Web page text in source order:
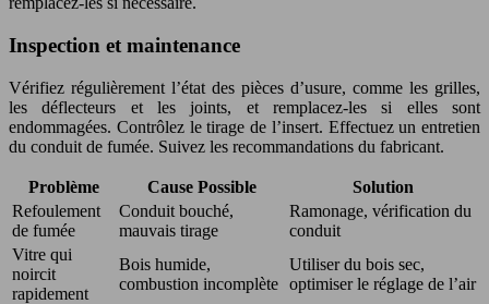
Inspection et maintenance
Vérifiez régulièrement l’état des pièces d’usure, comme les grilles,
les déflecteurs et les joints, et remplacez-les si elles sont
endommagées. Contrôlez le tirage de l’insert. Effectuez un entretien
du conduit de fumée. Suivez les recommandations du fabricant.
Problème Cause Possible
Solution
Refoulement
de fumée
Conduit bouché,
mauvais tirage
Ramonage, vérification du
conduit
Vitre qui
noircit
rapidement
Bois humide,
combustion incomplète
Utiliser du bois sec,
optimiser le réglage de l’air